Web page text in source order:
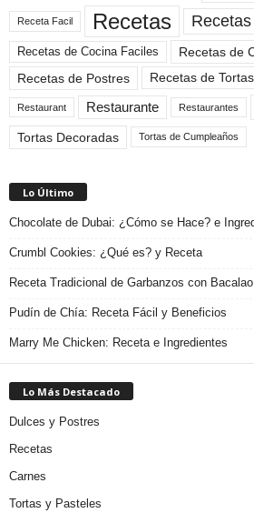
Receta Facil Recetas
Recetas de Cocina Faciles
Recetas de
Recetas de Postres
Recetas de Tortas
Restaurant Restaurante Restaurantes
Tortas Decoradas Tortas de Cumpleaños
Lo Último
Chocolate de Dubai: ¿Cómo se Hace? e
Crumbl Cookies: ¿Qué es? y Receta
Receta Tradicional de Garbanzos con Bacalao
Pudín de Chía: Receta Fácil y Beneficios
Marry Me Chicken: Receta e Ingredientes
Lo Más Destacado
Dulces y Postres
Recetas
Carnes
Tortas y Pasteles